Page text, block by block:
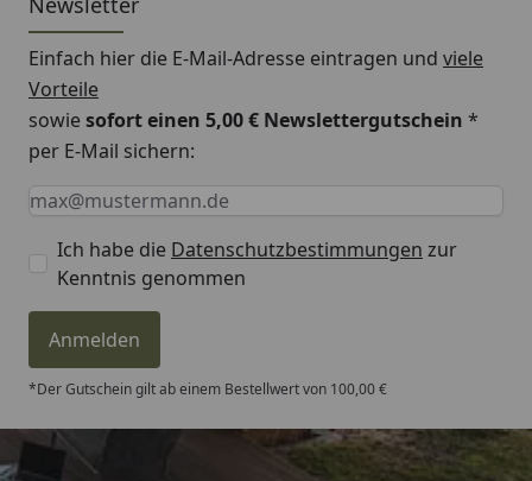
Einfach hier die E-Mail-Adresse eintragen und viele
Vorteile
sowiesofort einen 5,00 € Newslettergutschein *
per E-Mail sichern:
Keine Eingabe erforderlich
Eingabe erforderlich
E-Mail *
Ich habe die Datenschutzbestimmungen zur
Kenntnis genommen
Anmelden
*Der Gutschein gilt ab einem Bestellwert von 100,00 €